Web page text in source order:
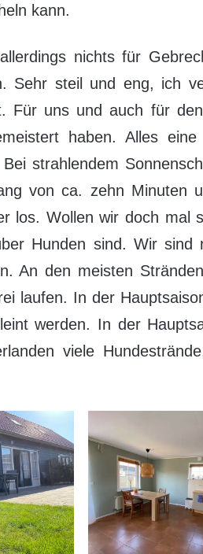
kann.
nichts für
Sehr steil und eng, ich
Für uns und auch für
haben. Alles
strahlendem
von ca. zehn Minuten
los. Wollen wir doch mal
Hunden sind. Wir sind
An den meisten
laufen. In der
werden. In der
viele